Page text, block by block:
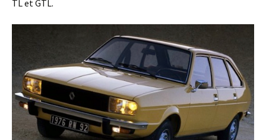
TL et GTL.